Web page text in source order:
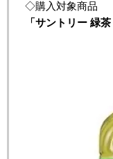
◇購入対象商品
「 サントリー 緑茶